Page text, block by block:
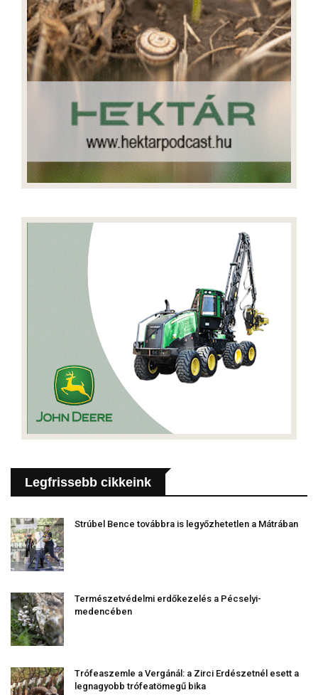
Legfrissebb cikkeink
Strúbel Bence továbbra is legyőzhetetlen a Mátrában
Természetvédelmi erdőkezelés a Pécselyi-
medencében
Trófeaszemle a Vergánál: a Zirci Erdészetnél esett a
legnagyobb trófeatömegű bika